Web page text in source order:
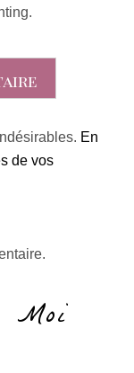
En
de vos
Moi